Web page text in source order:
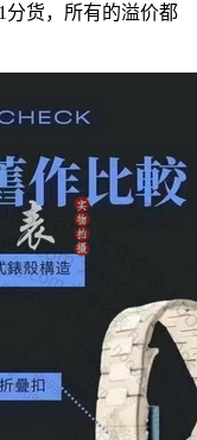
分货，所有的溢价都